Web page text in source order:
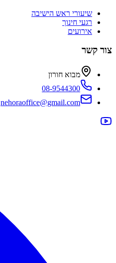
שיעורי ראש הישיבה
רגעי חינוך
אירועים
צור קשר
מבוא חורון
08-9544300
nehoraoffice@gmail.com